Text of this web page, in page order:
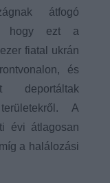
átfogó
hogy ezt a
fiatal ukrán
és
deportáltak
A
évi átlagosan
a halálozási